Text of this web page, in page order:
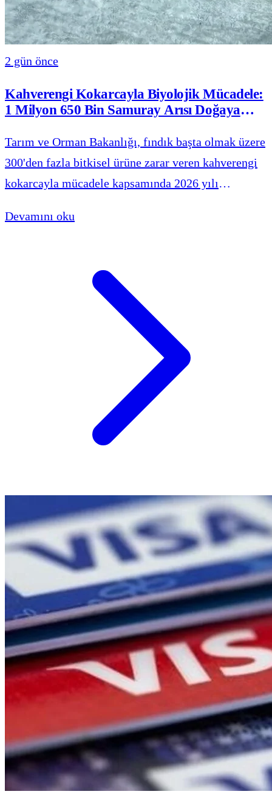
2 gün önce
Kahverengi Kokarcayla Biyolojik Mücadele:
1 Milyon 650 Bin Samuray Arısı Doğaya
Tarım ve Orman Bakanlığı, fındık başta olmak üzere
300'den fazla bitkisel ürüne zarar veren kahverengi
kokarcayla mücadele kapsamında 2026 yılı
salındığını açı.
Devamını oku